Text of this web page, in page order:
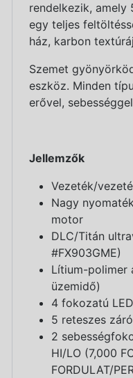
rendelkezik,
egy teljes
ház, karbon
Szemet
eszköz. Minden
erővel,
Jellemzők
Vezeték/
Nagy
motor
DLC/Titán
#FX903GME)
Lítium-polimer
üzemidő)
4 fokozatú
5 reteszes
2
HI/LO (7,000
FORDULAT/